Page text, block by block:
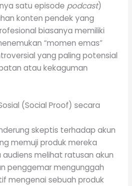
satu episode podcast)
konten pendek yang
biasanya memiliki
“momen emas”
yang paling potensial
atau kekaguman
(Social Proof) secara
skeptis terhadap akun
memuji produk mereka
audiens melihat ratusan akun
penggemar mengunggah
mengenai sebuah produk